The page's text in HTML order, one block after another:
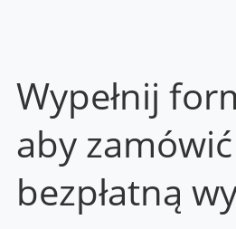
Wypełnij
aby zamówić
bezpłatną